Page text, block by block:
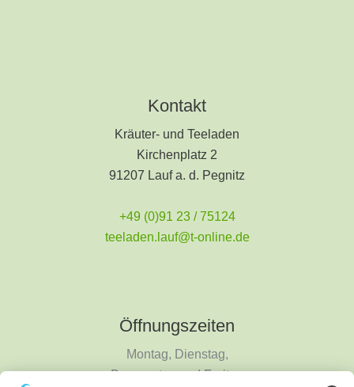
Kontakt
Kräuter- und Teeladen
Kirchenplatz 2
91207 Lauf a. d. Pegnitz
+49 (0)91 23 / 75124
teeladen.lauf@t-online.de
Öffnungszeiten
Montag, Dienstag,
Donnerstag und Freitag